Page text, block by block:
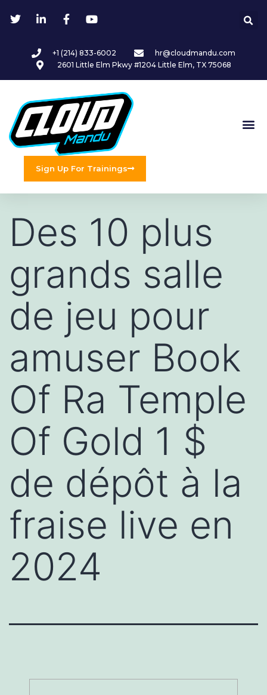
+1 (214) 833-6002
hr@cloudmandu.com
2601 Little Elm Pkwy #1204 Little Elm, TX 75068
Sign Up For Trainings
Des 10 plus
grands salle
de jeu pour
amuser Book
Of Ra Temple
Of Gold 1 $
de dépôt à la
fraise live en
2024